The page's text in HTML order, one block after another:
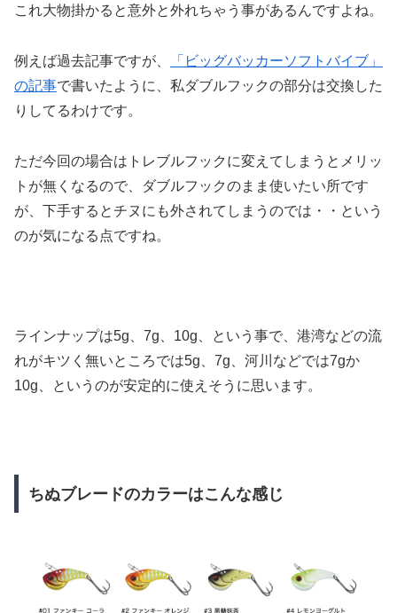
これ大物掛かると意外と外れちゃう事があるんですよね。
例えば過去記事ですが、
「ビッグバッカーソフトバイブ」
の記事で書いたように、私ダブルフックの部分は交換した
りしてるわけです。
ただ今回の場合はトレブルフックに変えてしまうとメリッ
トが無くなるので、ダブルフックのまま使いたい所です
が、下手するとチヌにも外されてしまうのでは・・という
のが気になる点ですね。
ラインナップは5g、7g、10g、という事で、港湾などの流
れがキツく無いところでは5g、7g、河川などでは7gか
10g、というのが安定的に使えそうに思います。
ちぬブレードのカラーはこんな感じ